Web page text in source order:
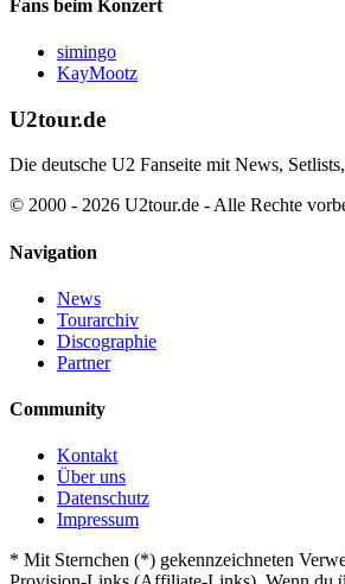
Fans beim Konzert
simingo
KayMootz
U2tour.de
Die deutsche U2 Fanseite mit News,
© 2000 - 2026 U2tour.de - Alle Rechte
Navigation
News
Tourarchiv
Discographie
Partner
Community
Kontakt
Über uns
Datenschutz
Impressum
* Mit Sternchen (*) gekennzeichneten